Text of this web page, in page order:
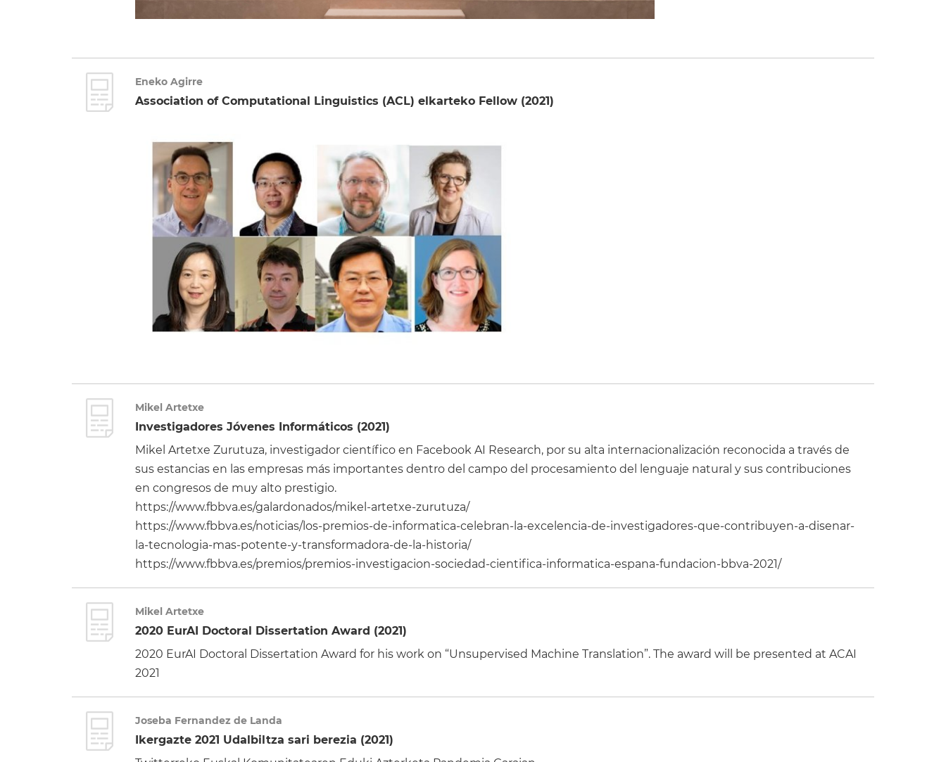
Eneko Agirre
Association of Computational Linguistics (ACL) elkarteko Fellow (2021)
Mikel Artetxe
Investigadores Jóvenes Informáticos (2021)
Mikel Artetxe Zurutuza, investigador científico en Facebook AI Research, por su alta internacionalización reconocida a través de
sus estancias en las empresas más importantes dentro del campo del procesamiento del lenguaje natural y sus contribuciones
en congresos de muy alto prestigio.
https://www.fbbva.es/galardonados/mikel-artetxe-zurutuza/
https://www.fbbva.es/noticias/los-premios-de-informatica-celebran-la-excelencia-de-investigadores-que-contribuyen-a-disenar-
la-tecnologia-mas-potente-y-transformadora-de-la-historia/
https://www.fbbva.es/premios/premios-investigacion-sociedad-cientifica-informatica-espana-fundacion-bbva-2021/
Mikel Artetxe
2020 EurAI Doctoral Dissertation Award (2021)
2020 EurAI Doctoral Dissertation Award for his work on “Unsupervised Machine Translation”. The award will be presented at ACAI
2021
Joseba Fernandez de Landa
Ikergazte 2021 Udalbiltza sari berezia (2021)